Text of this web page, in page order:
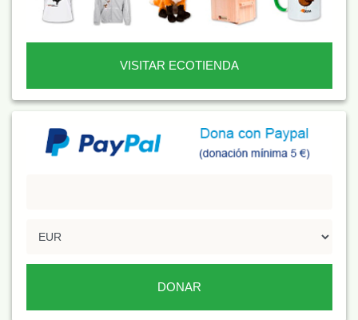
VISITAR ECOTIENDA